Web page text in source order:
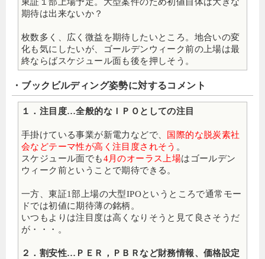
期待は出来ないか？
枚数多く、広く微益を期待したいところ。地合いの変
化も気にしたいが、ゴールデンウィーク前の上場は最
終ならばスケジュール面も後を押しそう。
・ブックビルディング姿勢に対するコメント
１．注目度…全般的なＩＰＯとしての注目
手掛けている事業が新電力などで、 国際的な脱炭素社
会などテーマ性が高く注目度されそう 。
スケジュール面でも4月のオーラス上場はゴールデン
ウィーク前ということで期待できる。
一方、東証1部上場の大型IPOというところで通常モー
ドでは初値に期待薄の銘柄。
いつもよりは注目度は高くなりそうと見て良さそうだ
が・・・。
２．割安性…ＰＥＲ，ＰＢＲなど財務情報、価格設定